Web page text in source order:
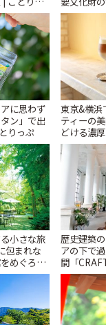
札すぐの
りっぷ
に思わず
ン」で出
りっぷ
東京&横浜
ティーの
どける濃
されるテ
ぷ
小さな旅
包まれな
めぐろう
歴史建築
アの下で
間「